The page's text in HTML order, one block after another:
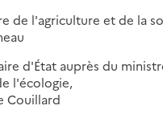
de l'agriculture et de la
d'État auprès du
l'écologie,
Couillard